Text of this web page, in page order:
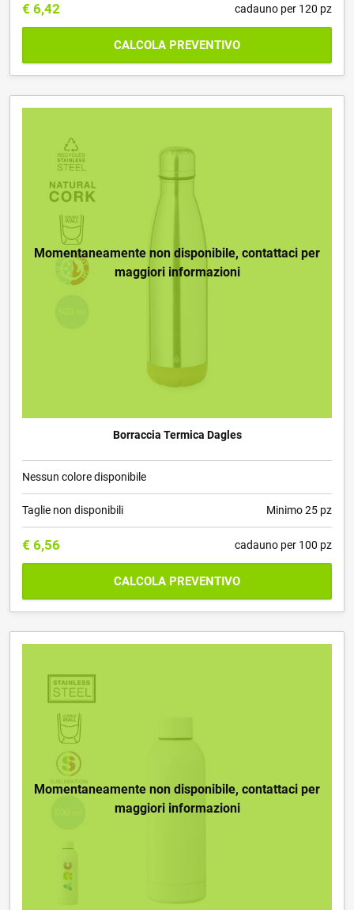
€ 6,42 cadauno per 120 pz
CALCOLA PREVENTIVO
Momentaneamente non disponibile, contattaci per
maggiori informazioni
Borraccia Termica Dagles
Nessun colore disponibile
Taglie non disponibili Minimo 25 pz
€ 6,56 cadauno per 100 pz
CALCOLA PREVENTIVO
Momentaneamente non disponibile, contattaci per
maggiori informazioni